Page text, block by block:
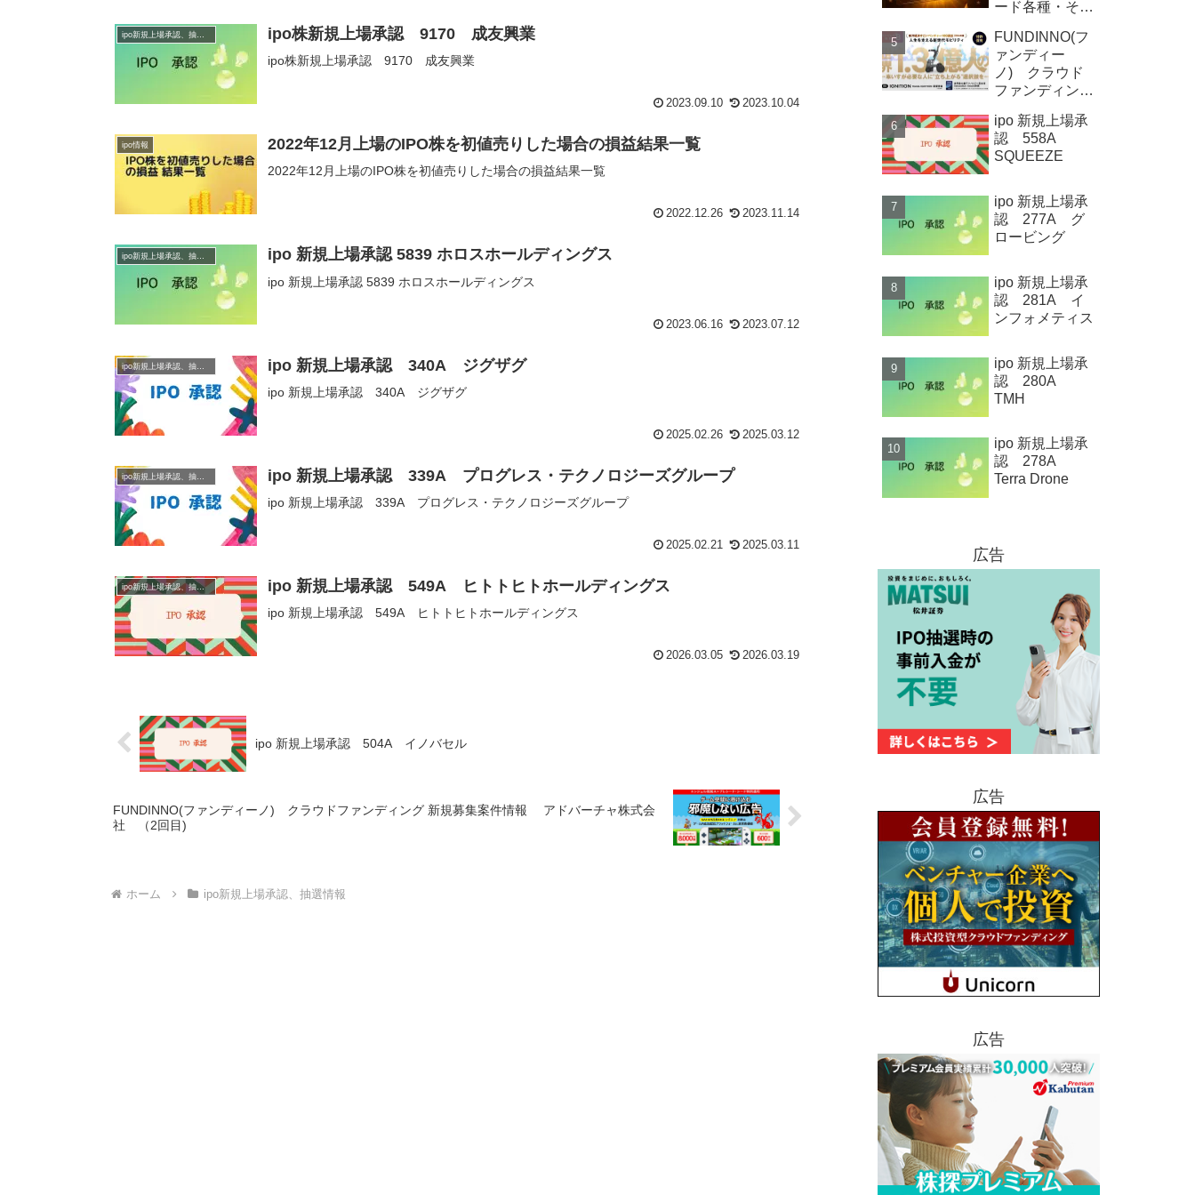
ipo新規上場承認、抽選情報 ipo株新規上場承認 9170 成友興業
ipo株新規上場承認 9170 成友興業
2023.09.10 2023.10.04
ipo情報 2022年12月上場のIPO株を初値売りした場合の損益結果一覧
2022年12月上場のIPO株を初値売りした場合の損益結果一覧
2022.12.26 2023.11.14
ipo 新規上場承認 5839 ホロスホールディングス
ipo 新規上場承認 5839 ホロスホールディングス
2023.06.16 2023.07.12
ipo 新規上場承認 340A ジグザグ
ipo 新規上場承認 340A ジグザグ
2025.02.26 2025.03.12
ipo 新規上場承認 339A プログレス・テクノロジーズグループ
ipo 新規上場承認 339A プログレス・テクノロジーズグループ
2025.02.21 2025.03.11
ipo新規上場承認、抽選情報 ipo 新規上場承認 549A ヒトトヒトホールディングス
ipo 新規上場承認 549A ヒトトヒトホールディングス
2026.03.05 2026.03.19
ipo 新規上場承認 504A イノバセル
FUNDINNO(ファンディーノ) クラウドファンディング 新規募集案件情報 アドバーチャ株式会
社 （2回目)
ホーム ipo新規上場承認、抽選情報
ード各種・その
FUNDINNO(フ
ァンディー
ノ) クラウド
ファンディング
報 Qolo株式
会社
ipo 新規上場承
認 558A
SQUEEZE
ipo 新規上場承
認 277A グ
ロービング
ipo 新規上場承
認 281A イ
ンフォメティス
ipo 新規上場承
認 280A
TMH
ipo 新規上場承
認 278A
Terra Drone
広告
広告
広告